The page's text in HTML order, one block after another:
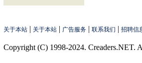
关于本站 | 关于本站 | 广告服务 | 联系我们 | 招聘信
Copyright (C) 1998-2024. Creaders.NET.